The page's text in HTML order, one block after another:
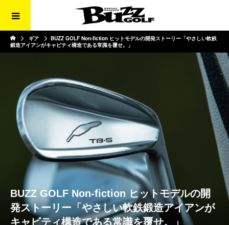
ギア
BUZZ GOLF Non-fiction ヒットモデルの開発ストーリー「やさしい軟鉄
鍛造アイアンがキャビティ構造である常識を覆せ。」
BUZZ GOLF Non-fiction ヒットモデルの開
発ストーリー「やさしい軟鉄鍛造アイアンが
キャビティ構造である常識を覆せ。」